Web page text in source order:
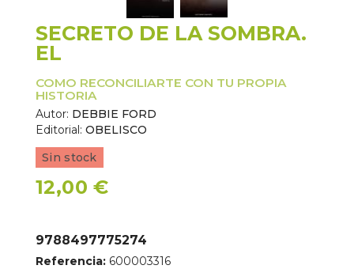
SECRETO DE LA SOMBRA.
EL
COMO RECONCILIARTE CON TU PROPIA
HISTORIA
Autor: DEBBIE FORD
Editorial: OBELISCO
Sin stock
12,00 €
9788497775274
Referencia: 600003316